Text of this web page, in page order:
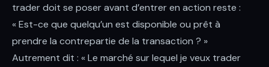
trader doit se poser avant d’entrer en action reste :
« Est-ce que quelqu’un est disponible ou prêt à
prendre la contrepartie de la transaction ? »
Autrement dit : « Le marché sur lequel je veux trader